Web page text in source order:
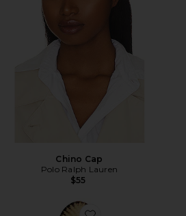
Chino Cap
Polo Ralph Lauren
$55